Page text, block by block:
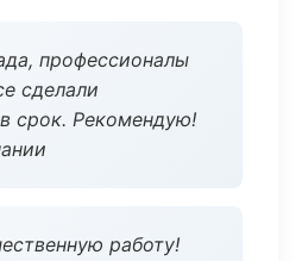
профессионалы
сделали
срок. Рекомендую!
работу!